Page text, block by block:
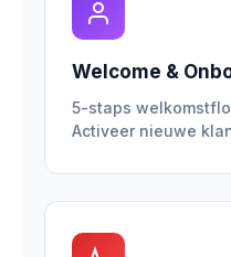
Welcome &
5-staps
Activeer nieuwe